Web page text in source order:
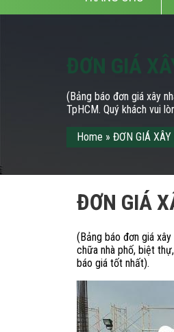
ĐƠN GIÁ
(Bảng báo đơn giá xây
TpHCM. Quý khách vui
Home » ĐƠN GIÁ
ĐƠN GIÁ
(Bảng báo đơn giá
chữa nhà phố, biệt
báo giá tốt nhất).